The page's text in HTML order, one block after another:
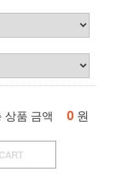
상품 금액 0 원
CART